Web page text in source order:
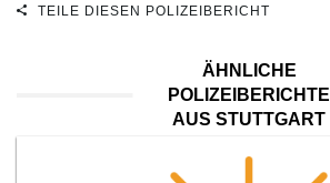
TEILE DIESEN POLIZEIBERICHT
ÄHNLICHE
POLIZEIBERICHTE
AUS STUTTGART